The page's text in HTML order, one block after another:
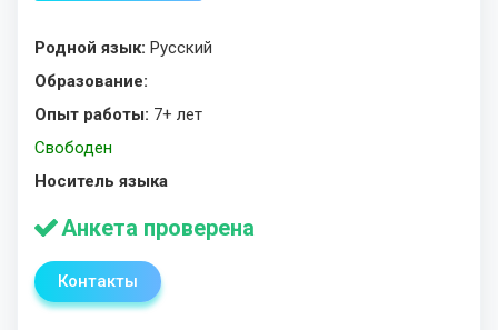
Родной язык: Русский
Образование:
Опыт работы: 7+ лет
Свободен
Носитель языка
Анкета проверена
Контакты